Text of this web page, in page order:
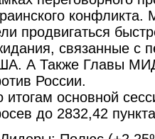
конфликта.
продвигаться
связанные с
А Также Главы МИД
России.
итогам основной
до 2832,42